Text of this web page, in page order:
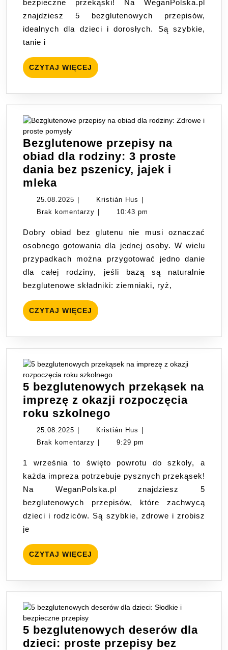
pyszne
pomysły
na
bezpieczne przekąski! Na WeganPolska.pl
znajdziesz 5 bezglutenowych przepisów,
idealnych dla dzieci i dorosłych. Są szybkie,
tanie i
CZYTAJ WIĘCEJ CZYTAJ
WIĘCEJ
Bezglutenowe przepisy na
obiad dla rodziny: 3 proste
dania bez pszenicy, jajek i
mlekaBezglutenowe
przepisy
na
dla
rodziny:
3
proste
dania
bez
pszenicy,
25.08.2025 25.08.2025Kristián Hus Kristián
Hus
Brak komentarzy
10:43 pm
Dobry obiad bez glutenu nie musi oznaczać
osobnego gotowania dla jednej osoby. W wielu
przypadkach można przygotować jedno danie
dla całej rodziny, jeśli bazą są naturalnie
bezglutenowe składniki: ziemniaki, ryż,
CZYTAJ WIĘCEJ CZYTAJ
WIĘCEJ
5 bezglutenowych przekąsek na
imprezę z okazji rozpoczęcia
roku szkolnego
bezglutenowych
przekąsek
imprezę
z
okazji
rozpoczęcia
roku
25.08.2025 25.08.2025
| Kristián Hus Kristián
Hus
|
Brak komentarzy | 9:29 pm
1 września to święto powrotu do szkoły, a
każda impreza potrzebuje pysznych przekąsek!
Na WeganPolska.pl znajdziesz 5
bezglutenowych przepisów, które zachwycą
dzieci i rodziców. Są szybkie, zdrowe i zrobisz
je
CZYTAJ WIĘCEJ CZYTAJ
WIĘCEJ
5 bezglutenowych deserów dla
dzieci: proste przepisy bez